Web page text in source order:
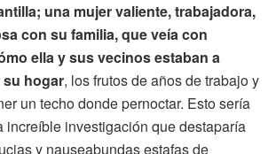
una mujer valiente, trabajadora,
con su familia, que veía con
ella y sus vecinos estaban a
hogar, los frutos de años de trabajo y
un techo donde pernoctar. Esto sería
increíble investigación que destaparía
y nauseabundas estafas de